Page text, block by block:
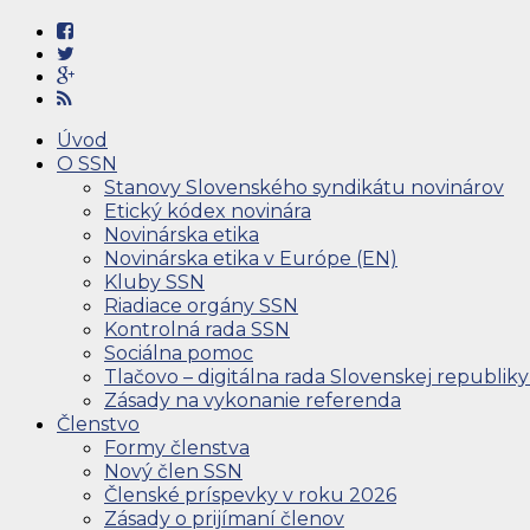
Úvod
O SSN
Stanovy Slovenského syndikátu novinárov
Etický kódex novinára
Novinárska etika
Novinárska etika v Európe (EN)
Kluby SSN
Riadiace orgány SSN
Kontrolná rada SSN
Sociálna pomoc
Tlačovo – digitálna rada Slovenskej republiky
Zásady na vykonanie referenda
Členstvo
Formy členstva
Nový člen SSN
Členské príspevky v roku 2026
Zásady o prijímaní členov